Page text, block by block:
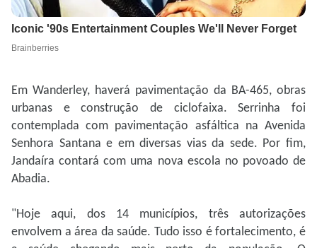
Em Wanderley, haverá pavimentação da BA-465, obras
urbanas e construção de ciclofaixa. Serrinha foi
contemplada com pavimentação asfáltica na Avenida
Senhora Santana e em diversas vias da sede. Por fim,
Jandaíra contará com uma nova escola no povoado de
Abadia.
"Hoje aqui, dos 14 municípios, três autorizações
envolvem a área da saúde. Tudo isso é fortalecimento, é